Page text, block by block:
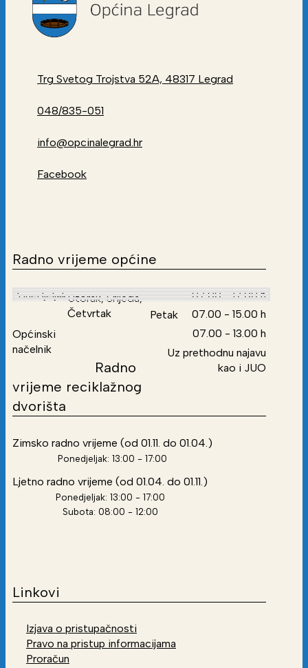
Trg Svetog Trojstva 52A, 48317 Legrad
048/835-051
info@opcinalegrad.hr
Facebook
Radno vrijeme općine
Ponedjeljak 07.00 - 17.00 h
Utorak, Srijeda,
Četvrtak
07.00 - 15.00 h
Petak
07.00 - 13.00 h
Općinski
načelnik
Uz prethodnu najavu
kao i JUO
Radno
vrijeme reciklažnog
dvorišta
Zimsko radno vrijeme (od 01.11. do 01.04.)
Ponedjeljak: 13:00 - 17:00
Ljetno radno vrijeme (od 01.04. do 01.11.)
Ponedjeljak: 13:00 - 17:00
Subota: 08:00 - 12:00
Linkovi
Izjava o pristupačnosti
Pravo na pristup informacijama
Proračun